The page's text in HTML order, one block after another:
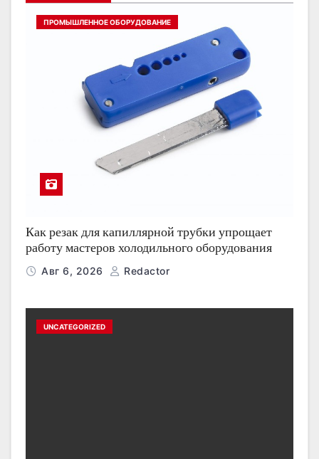
ПРОМЫШЛЕННОЕ ОБОРУДОВАНИЕ
Как резак для капиллярной трубки упрощает
работу мастеров холодильного оборудования
Авг 6, 2026 Redactor
UNCATEGORIZED